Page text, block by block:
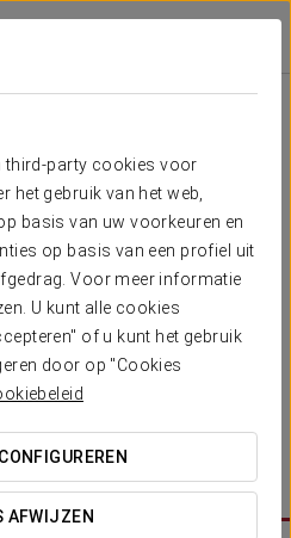
third-party cookies voor
het gebruik van het web,
basis van uw voorkeuren en
op basis van een profiel uit
Voor meer informatie
U kunt alle cookies
of u kunt het gebruik
door op "Cookies
AFWIJZEN
Je wordt vergast op een
geschenkje.